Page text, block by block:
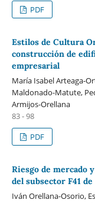
PDF
Estilos de Cultura
construcción de
empresarial
María Isabel Arteaga-
Maldonado-Matute,
Armijos-Orellana
83 - 98
PDF
Riesgo de mercado
del subsector F41
Iván Orellana-Osorio,